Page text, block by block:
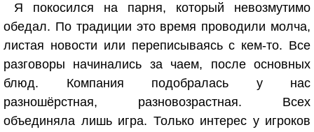
Я покосился на парня, который невозмутимо
обедал. По традиции это время проводили молча,
листая новости или переписываясь с кем-то. Все
разговоры начинались за чаем, после основных
блюд. Компания подобралась у нас
разношёрстная, разновозрастная. Всех
объединяла лишь игра. Только интерес у игроков